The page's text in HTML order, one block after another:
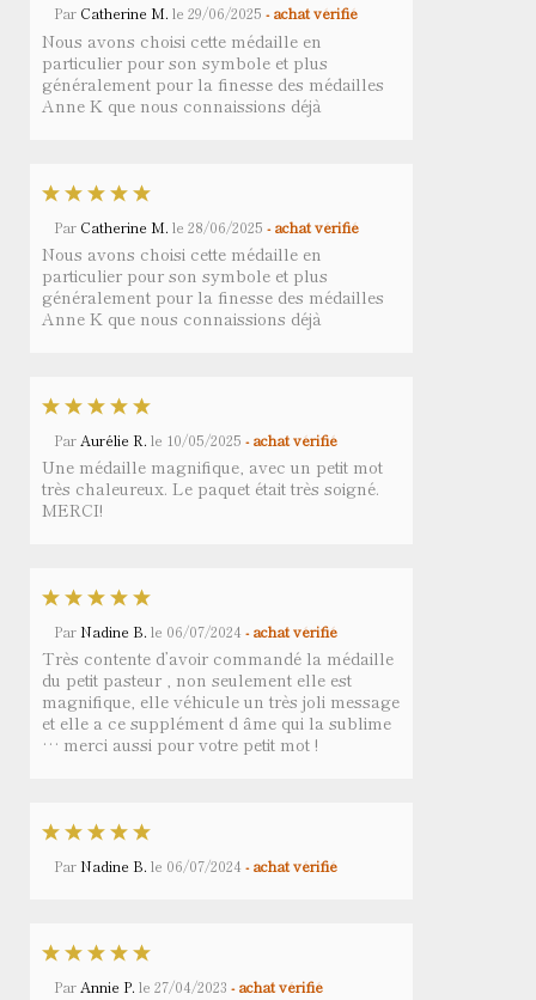
Par Catherine M. le 29/06/2025 - achat vérifié
Nous avons choisi cette médaille en
particulier pour son symbole et plus
généralement pour la finesse des médailles
Anne K que nous connaissions déjà
Par Catherine M. le 28/06/2025 - achat vérifié
Nous avons choisi cette médaille en
particulier pour son symbole et plus
généralement pour la finesse des médailles
Anne K que nous connaissions déjà
Par Aurélie R. le 10/05/2025 - achat vérifié
Une médaille magnifique, avec un petit mot
très chaleureux. Le paquet était très soigné.
MERCI!
Par Nadine B. le 06/07/2024 - achat vérifié
Très contente d’avoir commandé la médaille
du petit pasteur , non seulement elle est
magnifique, elle véhicule un très joli message
et elle a ce supplément d âme qui la sublime
… merci aussi pour votre petit mot !
Par Nadine B. le 06/07/2024 - achat vérifié
Par Annie P. le 27/04/2023 - achat vérifié